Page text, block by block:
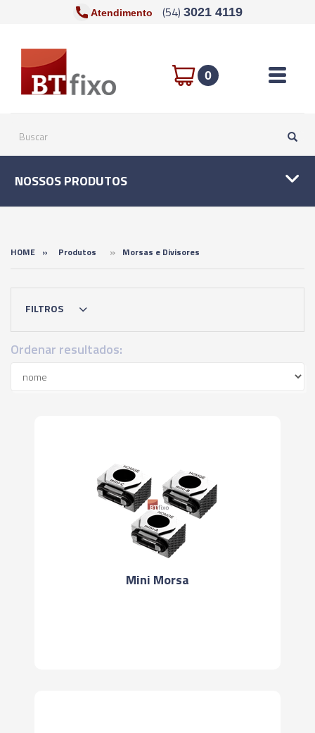
Atendimento (54) 3021 4119
0 Toggle
NOSSOS PRODUTOS
HOME » Produtos » Morsas e Divisores
FILTROS
Ordenar resultados:
Mini Morsa